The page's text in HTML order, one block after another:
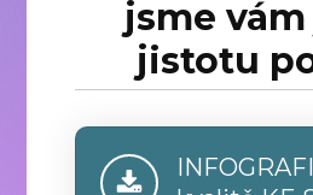
jsme
jistotu